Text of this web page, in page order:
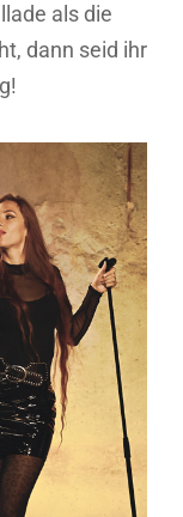
als die
dann seid ihr